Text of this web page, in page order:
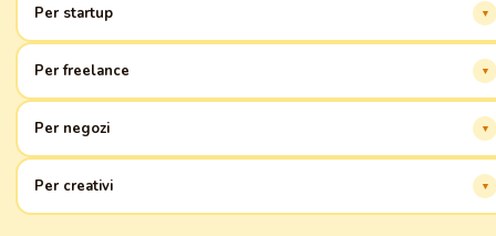
successo!
Per startup
Per freelance
Per negozi
spedizione.
Per creativi